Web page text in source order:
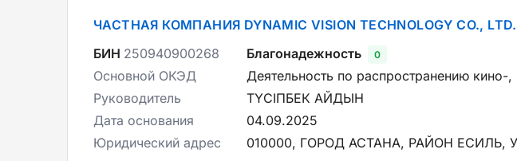
ЧАСТНАЯ КОМПАНИЯ DYNAMIC VISION TECHNOLOGY CO., LTD.
БИН 250940900268 Благонадежность 0
Основной ОКЭД
Деятельность по распространению
Руководитель
ТҮСІПБЕК АЙДЫН
Дата основания
04.09.2025
Юридический адрес
010000, ГОРОД АСТАНА, РАЙОН ЕСИЛЬ,